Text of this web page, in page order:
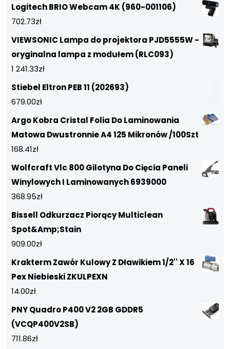
Logitech BRIO Webcam 4K (960-001106)
702.73zł
VIEWSONIC Lampa do projektora PJD5555W -
oryginalna lampa z modułem (RLC093)
1 241.33zł
Stiebel Eltron PEB 11 (202693)
679.00zł
Argo Kobra Cristal Folia Do Laminowania
Matowa Dwustronnie A4 125 Mikronów /100Szt
168.41zł
Wolfcraft Vlc 800 Gilotyna Do Cięcia Paneli
Winylowych I Laminowanych 6939000
368.95zł
Bissell Odkurzacz Piorący Multiclean
Spot&Amp;Stain
909.00zł
Krakterm Zawór Kulowy Z Dławikiem 1/2'' X 16
Pex Niebieski ZKULPEXN
14.00zł
PNY Quadro P400 V2 2GB GDDR5
(VCQP400V2SB)
711.86zł